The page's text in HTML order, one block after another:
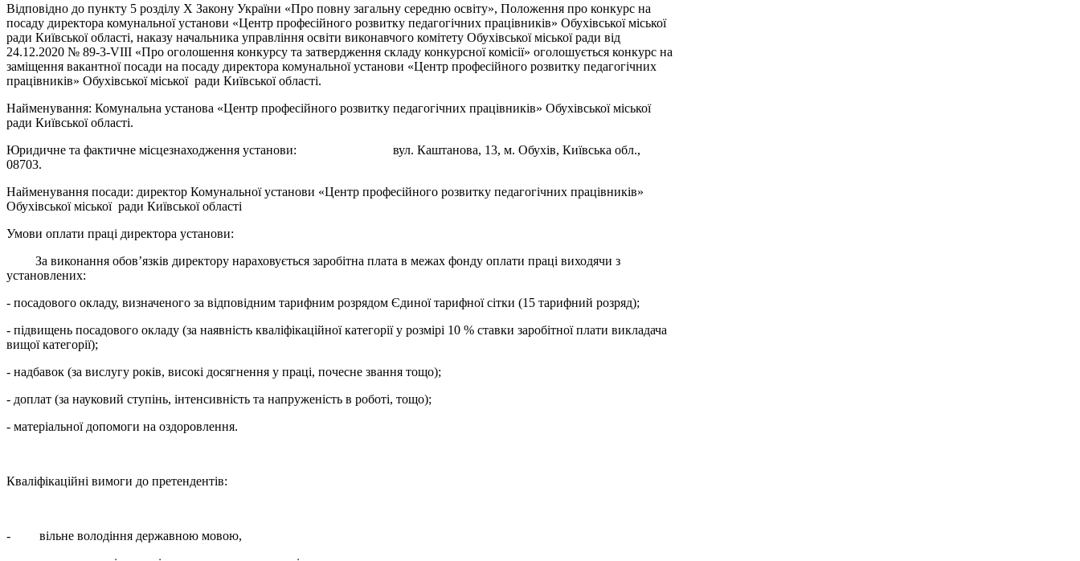
Відповідно до пункту 5 розділу X Закону України «Про повну загальну середню освіту», Положення про конкурс на
посаду директора комунальної установи «Центр професійного розвитку педагогічних працівників» Обухівської міської
ради Київської області, наказу начальника управління освіти виконавчого комітету Обухівської міської ради від
24.12.2020 № 89-3-VІІІ «Про оголошення конкурсу та затвердження складу конкурсної комісії» оголошується конкурс на
заміщення вакантної посади на посаду директора комунальної установи «Центр професійного розвитку педагогічних
працівників» Обухівської міської ради Київської області.
Найменування: Комунальна установа «Центр професійного розвитку педагогічних працівників» Обухівської міської
ради Київської області.
Юридичне та фактичне місцезнаходження установи: вул. Каштанова, 13, м. Обухів, Київська обл.,
08703.
Найменування посади: директор Комунальної установи «Центр професійного розвитку педагогічних працівників»
Обухівської міської ради Київської області
Умови оплати праці директора установи:
За виконання обов’язків директору нараховується заробітна плата в межах фонду оплати праці виходячи з
установлених:
- посадового окладу, визначеного за відповідним тарифним розрядом Єдиної тарифної сітки (15 тарифний розряд);
- підвищень посадового окладу (за наявність кваліфікаційної категорії у розмірі 10 % ставки заробітної плати викладача
вищої категорії);
- надбавок (за вислугу років, високі досягнення у праці, почесне звання тощо);
- доплат (за науковий ступінь, інтенсивність та напруженість в роботі, тощо);
- матеріальної допомоги на оздоровлення.
Кваліфікаційні вимоги до претендентів:
- вільне володіння державною мовою,